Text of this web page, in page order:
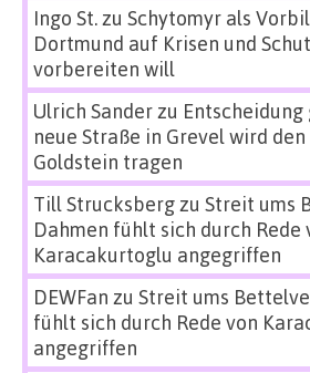
Ingo St.zu Schytomyr als
Dortmund auf Krisen und
vorbereiten will
Ulrich Sanderzu
neue Straße in Grevel wird
Goldstein tragen
Till Strucksbergzu Streit ums
Dahmen fühlt sich durch Rede
Karacakurtoglu angegriffen
DEWFan zu Streit ums
fühlt sich durch Rede von
angegriffen